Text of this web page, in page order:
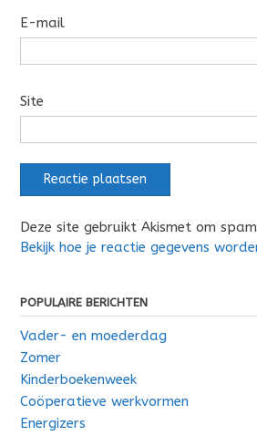
E-mail
Site
Deze site gebruikt Akismet om
Bekijk hoe je reactie gegevens
POPULAIRE BERICHTEN
Vader- en moederdag
Zomer
Kinderboekenweek
Coöperatieve werkvormen
Energizers